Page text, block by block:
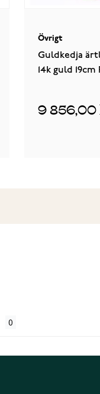
Övrigt
Guldkedja
14k guld 19cm
9